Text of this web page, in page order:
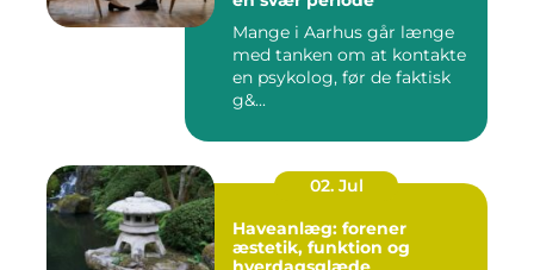
Mange i Aarhus går længe
med tanken om at kontakte
en psykolog, før de faktisk
g&...
02. Jul
Haveanlæg: forener
æstetik, funktion og